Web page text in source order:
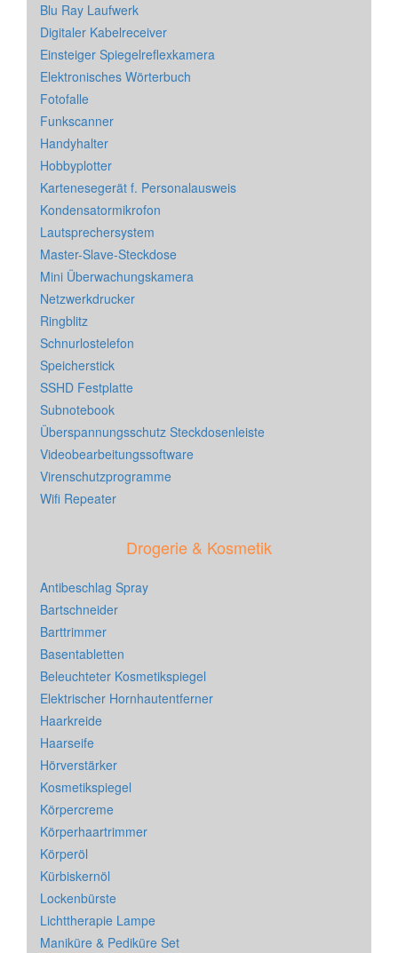
Blu Ray Laufwerk
Digitaler Kabelreceiver
Einsteiger Spiegelreflexkamera
Elektronisches Wörterbuch
Fotofalle
Funkscanner
Handyhalter
Hobbyplotter
Kartenesegerät f. Personalausweis
Kondensatormikrofon
Lautsprechersystem
Master-Slave-Steckdose
Mini Überwachungskamera
Netzwerkdrucker
Ringblitz
Schnurlostelefon
Speicherstick
SSHD Festplatte
Subnotebook
Überspannungsschutz Steckdosenleiste
Videobearbeitungssoftware
Virenschutzprogramme
Wifi Repeater
Drogerie & Kosmetik
Antibeschlag Spray
Bartschneider
Barttrimmer
Basentabletten
Beleuchteter Kosmetikspiegel
Elektrischer Hornhautentferner
Haarkreide
Haarseife
Hörverstärker
Kosmetikspiegel
Körpercreme
Körperhaartrimmer
Körperöl
Kürbiskernöl
Lockenbürste
Lichttherapie Lampe
Maniküre & Pediküre Set